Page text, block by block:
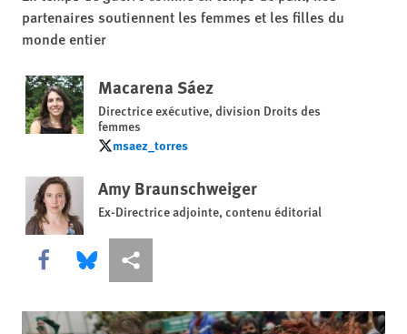
partenaires soutiennent les femmes et les filles du
monde entier
Macarena Sáez
Directrice exécutive, division Droits des
femmes
msaez_torres
msaez_torres
Amy Braunschweiger
Ex-Directrice adjointe, contenu éditorial
Share this via Facebook
Share this via Bluesky
Share this via Partagez